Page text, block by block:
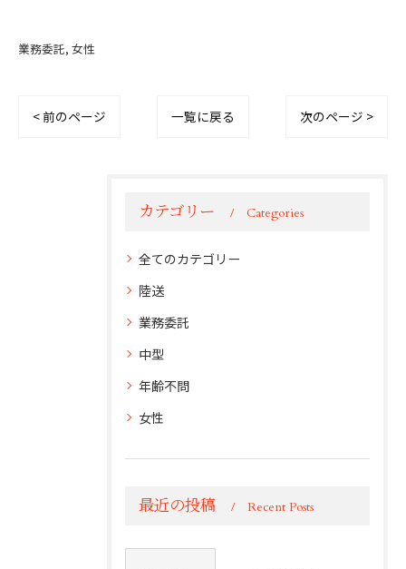
業務委託 女性
< 前のページ 一覧に戻る 次のページ >
カテゴリー Categories
全てのカテゴリー
陸送
業務委託
中型
年齢不問
女性
最近の投稿 Recent Posts